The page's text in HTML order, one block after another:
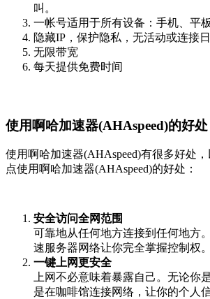
叫。
一帐号适用于所有设备：手机、平
隐藏IP，保护隐私，无活动或连接
无限带宽
每天提供免费时间
使用啊哈加速器(AHAspeed)的好处
使用啊哈加速器(AHAspeed)有很多好处
点使用啊哈加速器(AHAspeed)的好处：
安全访问全网范围
可靠地从任何地方连接到任何地方
速服务器网络让你完全掌握控制权。
一键上网更安全
上网不必意味着暴露自己。无论你
是在咖啡馆连接网络，让你的个人